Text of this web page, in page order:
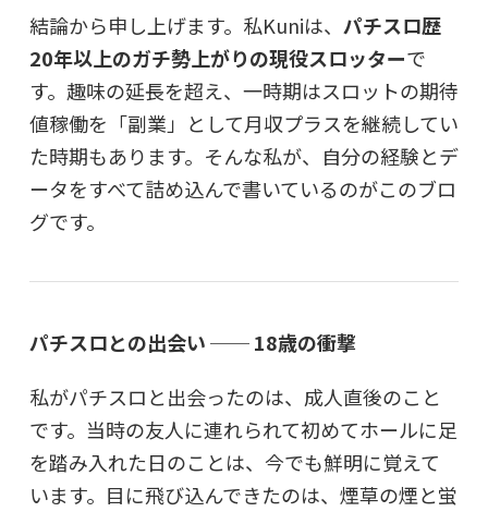
結論から申し上げます。私Kuniは、 パチスロ歴
20年以上のガチ勢上がりの現役スロッターで
す。趣味の延長を超え、一時期はスロットの期待
値稼働を「副業」として月収プラスを継続してい
た時期もあります。そんな私が、自分の経験とデ
ータをすべて詰め込んで書いているのがこのブロ
グです。
パチスロとの出会い ── 18歳の衝撃
私がパチスロと出会ったのは、成人直後のこと
です。当時の友人に連れられて初めてホールに足
を踏み入れた日のことは、今でも鮮明に覚えて
います。目に飛び込んできたのは、煙草の煙と蛍